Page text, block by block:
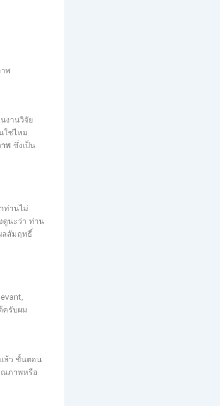
พ
งานวิจัย
ใช่ไหม
พ ซึ่งเป็น
ท่านไม่
ดูนะว่า ท่าน
ลสัมฤทธิ์
ครับผม
ล้ว ขั้นตอน
ณภาพหรือ